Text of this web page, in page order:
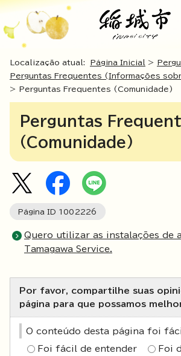
Localização atual: Página Inicial >
Perguntas Frequentes (Informações
> Perguntas Frequentes (Comunidade)
Perguntas
(Comunidade)
Página ID 1002226
Quero utilizar as instalações de
Tamagawa Service.
Por favor, compartilhe suas
página para que possamos
O conteúdo desta página foi
Foi fácil de entender
Foi